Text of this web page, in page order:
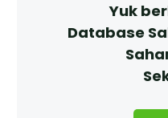
Yuk
Database